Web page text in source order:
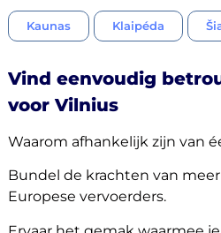
Kaunas Klaipéda
Vind eenvoudig
voor Vilnius
Waarom afhankelijk zijn van
Bundel de krachten van
Europese vervoerders.